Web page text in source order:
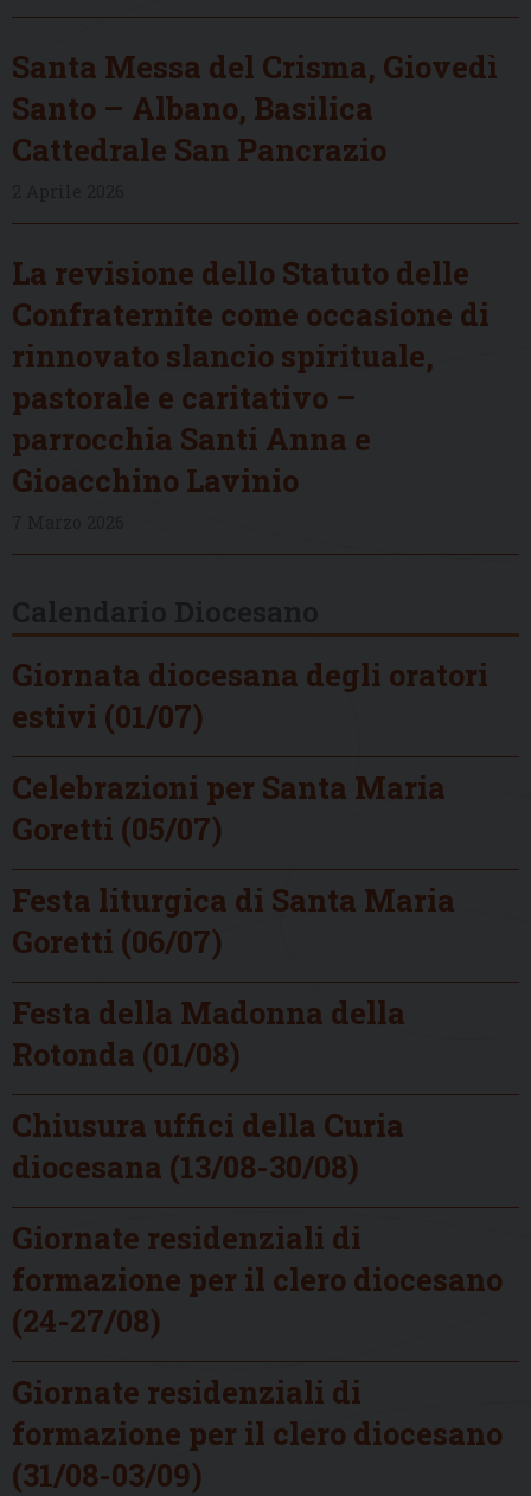
Santa Messa del Crisma, Giovedì
Santo – Albano, Basilica
Cattedrale San Pancrazio
La revisione dello Statuto delle
Confraternite come occasione di
rinnovato slancio spirituale,
pastorale e caritativo –
parrocchia Santi Anna e
Gioacchino Lavinio
Giornata diocesana degli oratori
estivi (01/07)
Celebrazioni per Santa Maria
Goretti (05/07)
Festa liturgica di Santa Maria
Goretti (06/07)
Festa della Madonna della
Rotonda (01/08)
Chiusura uffici della Curia
diocesana (13/08-30/08)
Giornate residenziali di
formazione per il clero diocesano
(24-27/08)
Giornate residenziali di
formazione per il clero diocesano
(31/08-03/09)